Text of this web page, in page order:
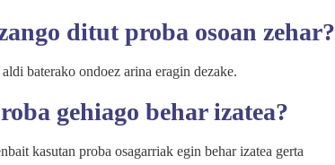
ditut proba osoan zehar?
baterako ondoez arina eragin dezake.
gehiago behar izatea?
kasutan proba osagarriak egin behar izatea gerta